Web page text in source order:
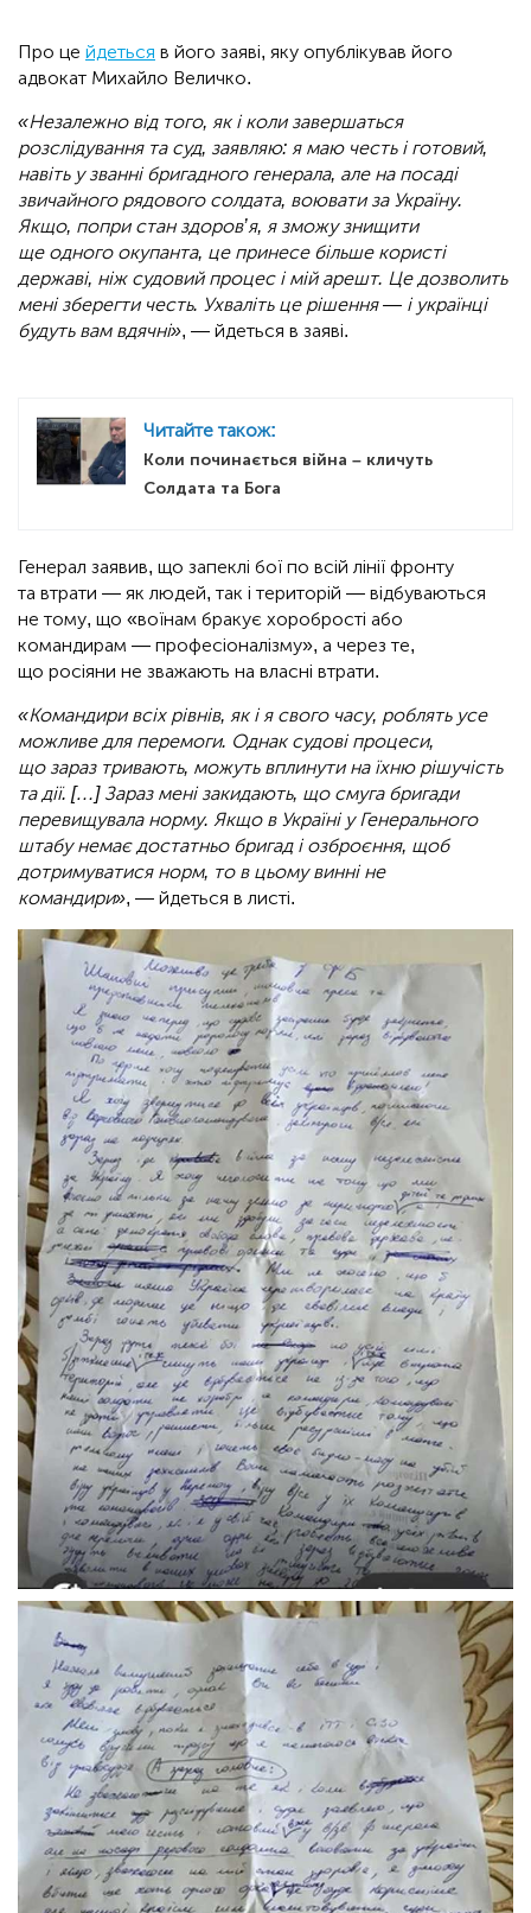
Про це йдеться в його заяві, яку опублікував його
адвокат Михайло Величко.
«Незалежно від того, як і коли завершаться
розслідування та суд, заявляю: я маю честь і готовий,
навіть у званні бригадного генерала, але на посаді
звичайного рядового солдата, воювати за Україну.
Якщо, попри стан здоров’я, я зможу знищити
ще одного окупанта, це принесе більше користі
державі, ніж судовий процес і мій арешт. Це дозволить
мені зберегти честь. Ухваліть це рішення — і українці
будуть вам вдячні», — йдеться в заяві.
Читайте також:
Коли починається війна – кличуть
Солдата та Бога
Генерал заявив, що запеклі бої по всій лінії фронту
та втрати — як людей, так і територій — відбуваються
не тому, що «воїнам бракує хоробрості або
командирам — професіоналізму», а через те,
що росіяни не зважають на власні втрати.
«Командири всіх рівнів, як і я свого часу, роблять усе
можливе для перемоги. Однак судові процеси,
що зараз тривають, можуть вплинути на їхню рішучість
та дії. […] Зараз мені закидають, що смуга бригади
перевищувала норму. Якщо в Україні у Генерального
штабу немає достатньо бригад і озброєння, щоб
дотримуватися норм, то в цьому винні не
командири», — йдеться в листі.